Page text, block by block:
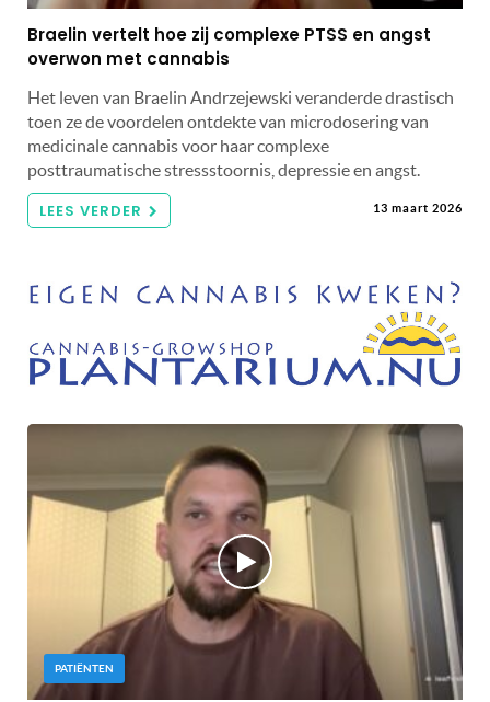
Braelin vertelt hoe zij complexe PTSS en angst
overwon met cannabis
Het leven van Braelin Andrzejewski veranderde drastisch
toen ze de voordelen ontdekte van microdosering van
medicinale cannabis voor haar complexe
posttraumatische stressstoornis, depressie en angst.
LEES VERDER 13 maart 2026
PATIËNTEN